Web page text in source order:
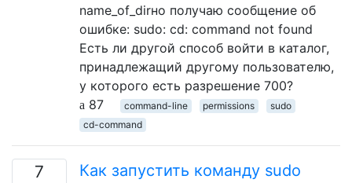
name_of_dirно получаю сообщение об
ошибке: sudo: cd: command not found
Есть ли другой способ войти в каталог,
принадлежащий другому пользователю,
у которого есть разрешение 700?
87
command-line permissions
sudo
cd-command
7
Как запустить команду sudo